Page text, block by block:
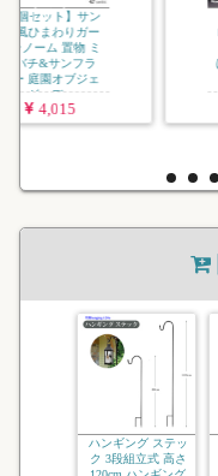
ソーラーライト ハ
ロウィン 電飾 ゴー
スト 2個セット か
ぼちゃ 黒猫 お化け
庭飾り 差し込み
式...
ハンギング ステッ
ク 3段組立式 高さ